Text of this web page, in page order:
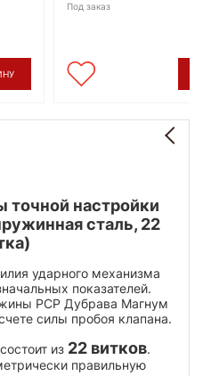
Под заказ
настройки
сталь, 22
ударного механизма
показателей.
PCP Дубрава Магнум
силы пробоя клапана.
из 22 витков.
правильную